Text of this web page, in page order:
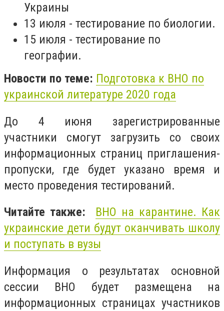
Украины
13 июля - тестирование по биологии.
15 июля - тестирование по
географии.
Новости по теме: Подготовка к ВНО по
украинской литературе 2020 года
До 4 июня зарегистрированные
участники смогут загрузить со своих
информационных страниц приглашения-
пропуски, где будет указано время и
место проведения тестирований.
Читайте также: ВНО на карантине. Как
украинские дети будут оканчивать школу
и поступать в вузы
Информация о результатах основной
сессии ВНО будет размещена на
информационных страницах участников